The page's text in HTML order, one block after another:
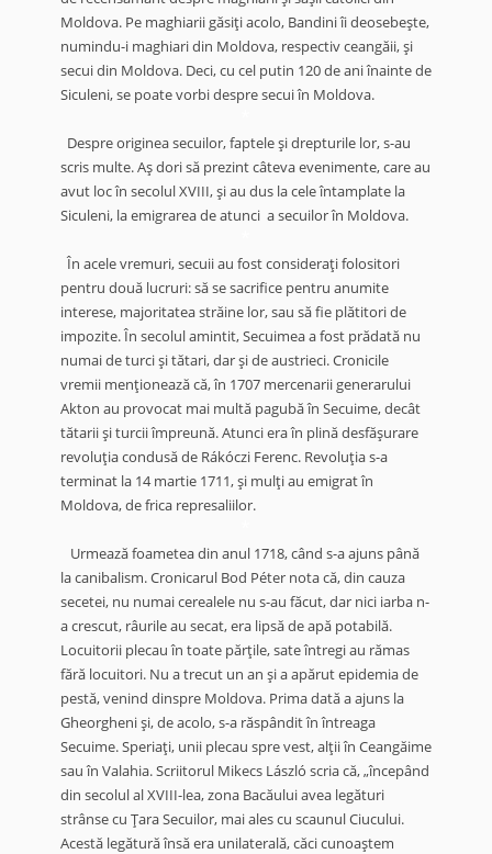
Moldova. Pe maghiarii găsiţi acolo, Bandini îi deosebeşte,
numindu-i maghiari din Moldova, respectiv ceangăii, şi
secui din Moldova. Deci, cu cel putin 120 de ani înainte de
Siculeni, se poate vorbi despre secui în Moldova.
Despre originea secuilor, faptele şi drepturile lor, s-au
scris multe. Aş dori să prezint câteva evenimente, care au
avut loc în secolul XVIII, şi au dus la cele întamplate la
Siculeni, la emigrarea de atunci a secuilor în Moldova.
În acele vremuri, secuii au fost consideraţi folositori
pentru două lucruri: să se sacrifice pentru anumite
interese, majoritatea străine lor, sau să fie plătitori de
impozite.În secolul amintit, Secuimea a fost prădată nu
numai de turci şi tătari, dar şi de austrieci. Cronicile
vremii menţionează că, în 1707 mercenarii generarului
Akton au provocat mai multă pagubă în Secuime, decât
tătarii şi turcii împreună. Atunci era în plină desfăşurare
revoluţia condusă de Rákóczi Ferenc. Revoluţia s-a
terminat la 14 martie 1711, şi mulţi au emigrat în
Moldova, de frica represaliilor.
Urmează foametea din anul 1718, când s-a ajuns până
la canibalism. Cronicarul Bod Péter nota că, din cauza
secetei, nu numai cerealele nu s-au făcut, dar nici iarba n-
a crescut, râurile au secat, era lipsă de apă potabilă.
Locuitorii plecau în toate părţile, sate întregi au rămas
fără locuitori. Nu a trecut un an şi a apărut epidemia de
pestă, venind dinspre Moldova. Prima dată a ajuns la
Gheorgheni şi, de acolo, s-a răspândit în întreaga
Secuime. Speriaţi, unii plecau spre vest, alţii în Ceangăime
sau în Valahia. Scriitorul Mikecs László scria că, „începând
din secolul al XVIII-lea, zona Bacăului avea legături
strânse cu Ţara Secuilor, mai ales cu scaunul Ciucului.
Acestă legătură însă era unilaterală, căci cunoaştem